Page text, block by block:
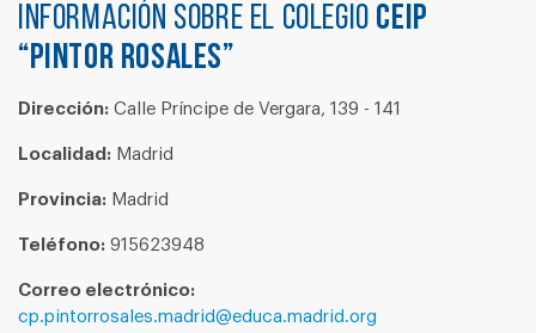
Información sobre el colegio CEIP
“PINTOR ROSALES”
Dirección: Calle Príncipe de Vergara, 139 - 141
Localidad: Madrid
Provincia: Madrid
Teléfono: 915623948
Correo electrónico:
cp.pintorrosales.madrid@educa.madrid.org